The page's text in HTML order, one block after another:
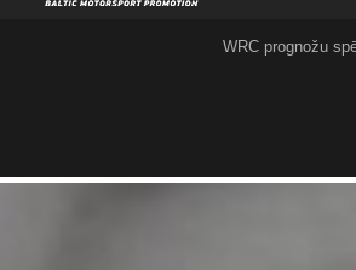
WRC prognožu